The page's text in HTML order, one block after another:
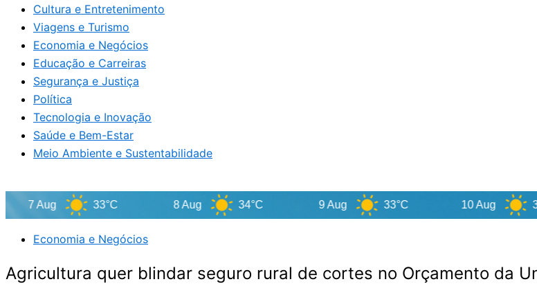
Cultura e Entretenimento
Viagens e Turismo
Economia e Negócios
Educação e Carreiras
Segurança e Justiça
Política
Tecnologia e Inovação
Saúde e Bem-Estar
Meio Ambiente e Sustentabilidade
33°C 34°C 33°C 10 Aug 33°C
Economia e Negócios
Agricultura quer blindar seguro rural de cortes no Orçamento da